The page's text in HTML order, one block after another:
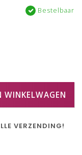
Bestelbaar
WINKELWAGEN
VERZENDING!